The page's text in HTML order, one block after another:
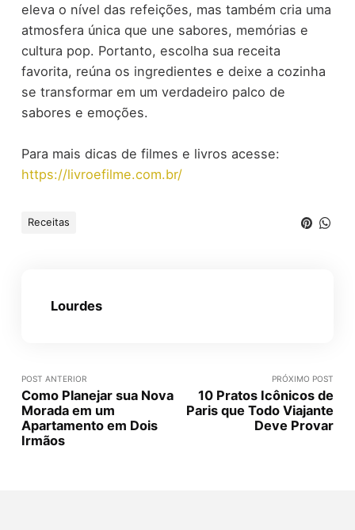
eleva o nível das refeições, mas também cria uma
atmosfera única que une sabores, memórias e
cultura pop. Portanto, escolha sua receita
favorita, reúna os ingredientes e deixe a cozinha
se transformar em um verdadeiro palco de
sabores e emoções.
Para mais dicas de filmes e livros acesse:
https://livroefilme.com.br/
Receitas
Lourdes
POST ANTERIOR
Como Planejar sua Nova
Morada em um
Apartamento em Dois
Irmãos
PRÓXIMO POST
10 Pratos Icônicos de
Paris que Todo Viajante
Deve Provar